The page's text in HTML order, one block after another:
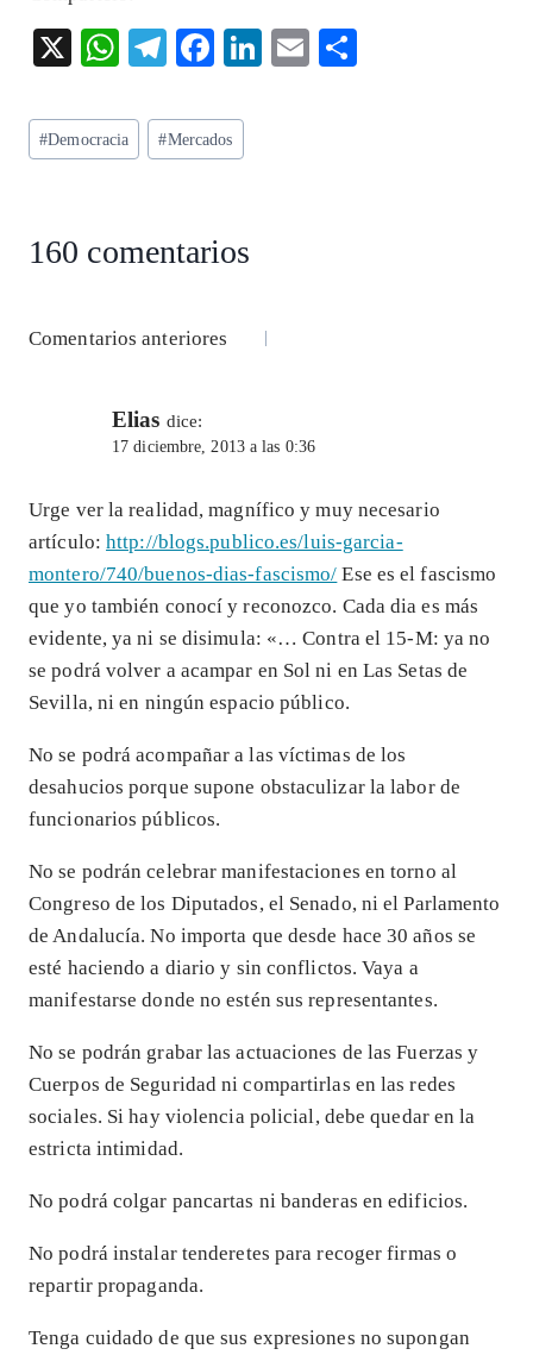
X
W
ts
A
p
T
eg
ra
F
eb
o
k
Li E
Etiquetas
de
#Democracia #Mercados
160 comentarios
Navegación
comentarios
Comentarios anteriores
Elias dice:
17 diciembre, 2013 a las 0:36
Urge ver la realidad, magnífico y muy necesario
artículo:http://blogs.publico.es/luis-garcia-
montero/740/buenos-dias-fascismo/ Ese es el fascismo
que yo también conocí y reconozco. Cada dia es más
evidente, ya ni se disimula: «… Contra el 15-M: ya no
se podrá volver a acampar en Sol ni en Las Setas de
Sevilla, ni en ningún espacio público.
No se podrá acompañar a las víctimas de los
desahucios porque supone obstaculizar la labor de
funcionarios públicos.
No se podrán celebrar manifestaciones en torno al
Congreso de los Diputados, el Senado, ni el Parlamento
de Andalucía. No importa que desde hace 30 años se
esté haciendo a diario y sin conflictos. Vaya a
manifestarse donde no estén sus representantes.
No se podrán grabar las actuaciones de las Fuerzas y
Cuerpos de Seguridad ni compartirlas en las redes
sociales. Si hay violencia policial, debe quedar en la
estricta intimidad.
No podrá colgar pancartas ni banderas en edificios.
No podrá instalar tenderetes para recoger firmas o
repartir propaganda.
Tenga cuidado de que sus expresiones no supongan